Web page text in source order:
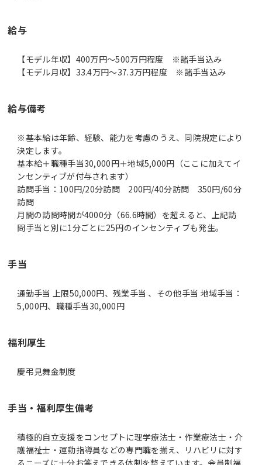
給与
【モデル年収】400万円〜500万円程度 ※諸手当込み
【モデル月収】33.4万円〜37.3万円程度 ※諸手当込み
給与備考
※基本給は年齢、経験、能力を考慮のうえ、同院規定により
決定します。
基本給＋職種手当30,000円＋地域5,000円（ここに加えてイ
ンセンティブが付与されます）
訪問手当：100円/20分訪問 200円/40分訪問 350円/60分
訪問
月間の訪問時間が4000分（66.6時間）を超えると、上記訪
問手当と別に1分ごとに25円のインセンティブも発生。
手当
通勤手当 上限50,000円、残業手当 、その他手当 地域手当：
5,000円、職種手当30,000円
福利厚生
慶弔見舞金制度
手当・福利厚生備考
積極的自立支援をコンセプトに理学療法士・作業療法士・介
護福祉士・運動指導員などの専門職を揃え、リハビリに対す
るニーズに十分お答えできる体制を整えています。会員制福